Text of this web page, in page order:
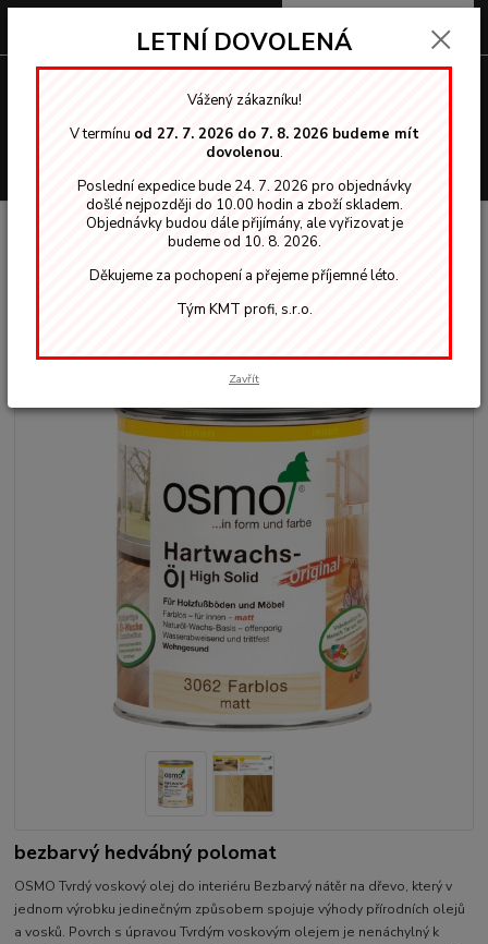
0,00 Kč
OSMO vosky, oleje Interiér
Osmo 3032 hedvábný polomat 0,75l
Osmo 3032 hedvábný polomat
0,75l tvrdý voskový olej bezbarvý
bezbarvý hedvábný polomat
OSMO Tvrdý voskový olej do interiéru Bezbarvý nátěr na dřevo, který v
jednom výrobku jedinečným způsobem spojuje výhody přírodních olejů
a vosků. Povrch s úpravou Tvrdým voskovým olejem je nenáchylný k
LETNÍ DOVOLENÁ
Vážený zákazníku!
V termínu od 27. 7. 2026 do 7. 8. 2026 budeme mít
dovolenou.
Poslední expedice bude 24. 7. 2026 pro objednávky
došlé nejpozději do 10.00 hodin a zboží skladem.
Objednávky budou dále přijímány, ale vyřizovat je
budeme od 10. 8. 2026.
Děkujeme za pochopení a přejeme příjemné léto.
Tým KMT profi, s.r.o.
Zavřít